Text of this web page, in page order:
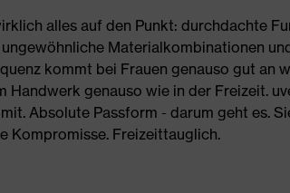
alles auf den Punkt: durchdachte
Materialkombinationen
kommt bei Frauen genauso gut an
Handwerk genauso wie in der Freizeit.
Absolute Passform - darum geht es.
Kompromisse. Freizeittauglich.